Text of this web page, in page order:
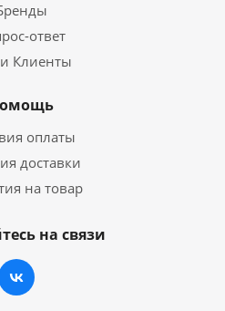
ответ
Клиенты
оплаты
доставки
на товар
на связи